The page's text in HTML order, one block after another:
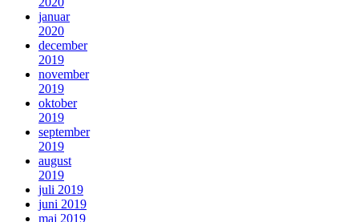
januar
2020
december
2019
november
2019
oktober
2019
september
2019
august
2019
juli 2019
juni 2019
maj 2019